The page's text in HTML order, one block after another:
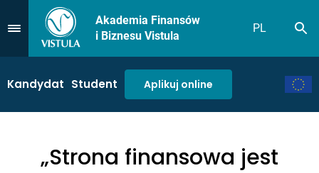
Przejdź do Menu
Akademia Finansów
i Biznesu Vistula
PL
Kandydat Student Aplikuj online
„Strona finansowa jest